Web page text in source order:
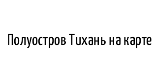
Полуостров Тихань на карте